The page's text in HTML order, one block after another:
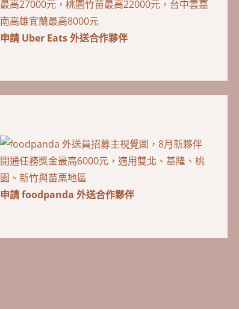
申請 Uber Eats 外送合作夥伴
申請 foodpanda 外送合作夥伴